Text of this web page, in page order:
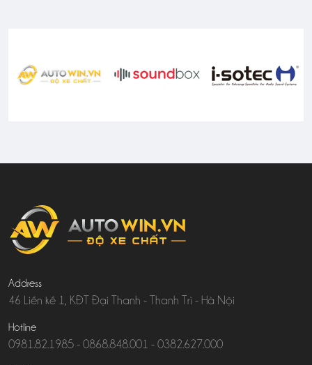
Address
46 Liền kề 1, KĐT Đại Thanh - Thanh Trì - Hà Nội
Hotline
0981.82.1985 - 0868.848.001 - 0382.627.000